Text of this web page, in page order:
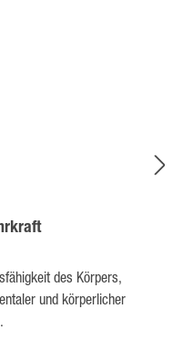
des Körpers,
und körperlicher